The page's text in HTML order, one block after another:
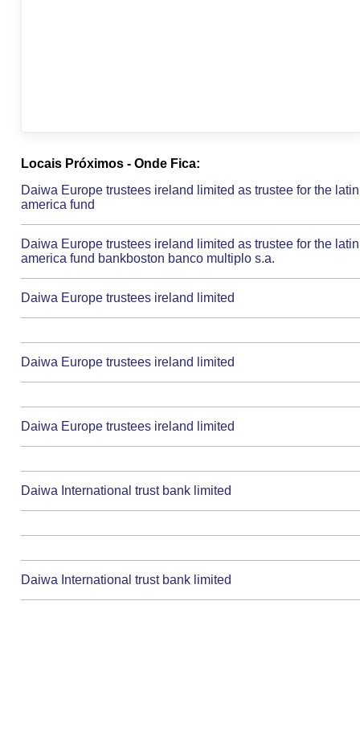
Locais Próximos - Onde Fica:
Daiwa Europe trustees ireland limited as trustee for the latin
america fund
Daiwa Europe trustees ireland limited as trustee for the latin
america fund bankboston banco multiplo s.a.
Daiwa Europe trustees ireland limited
Daiwa Europe trustees ireland limited
Daiwa Europe trustees ireland limited
Daiwa International trust bank limited
Daiwa International trust bank limited